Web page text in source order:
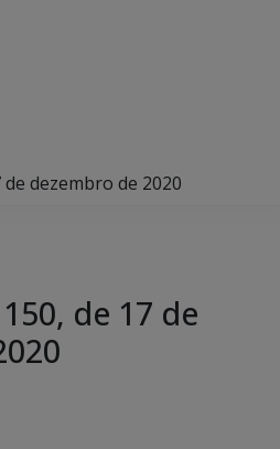
de dezembro de 2020
de 17 de